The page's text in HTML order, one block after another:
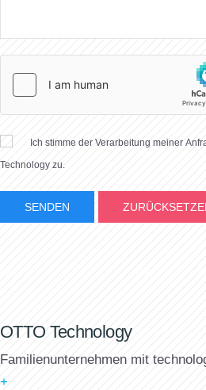
Ich stimme der Verarbeitung meiner
Technology zu.
SENDEN
OTTO Technology
Familienunternehmen mit
+